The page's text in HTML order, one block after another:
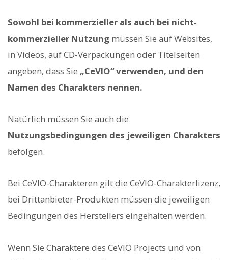
Sowohl bei kommerzieller als auch bei nicht-
kommerzieller Nutzung müssen Sie auf Websites,
in Videos, auf CD-Verpackungen oder Titelseiten
angeben, dass Sie „CeVIO“ verwenden, und den
Namen des Charakters nennen.
Natürlich müssen Sie auch die
Nutzungsbedingungen des jeweiligen Charakters
befolgen.
Bei CeVIO-Charakteren gilt die CeVIO-Charakterlizenz,
bei Drittanbieter-Produkten müssen die jeweiligen
Bedingungen des Herstellers eingehalten werden.
Wenn Sie Charaktere des CeVIO Projects und von